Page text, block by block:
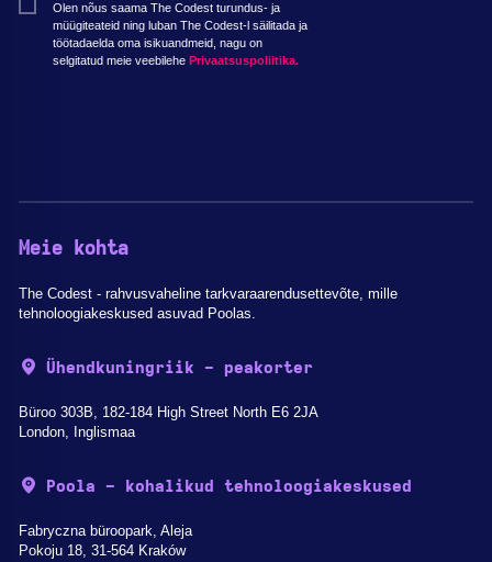
Olen nõus saama The Codest turundus- ja
müügiteateid ning luban The Codest-l säilitada ja
töötadaelda oma isikuandmeid, nagu on
selgitatud meie veebilehe Privaatsuspoliitika.
Meie kohta
The Codest - rahvusvaheline tarkvaraarendusettevõte, mille
tehnoloogiakeskused asuvad Poolas.
Ühendkuningriik - peakorter
Büroo 303B, 182-184 High Street North E6 2JA
London, Inglismaa
Poola - kohalikud tehnoloogiakeskused
Fabryczna büroopark, Aleja
Pokoju 18, 31-564 Kraków